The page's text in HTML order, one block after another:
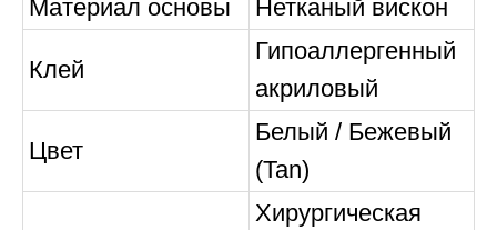
Материал основы
Нетканый вискон
Клей
Гипоаллергенный
акриловый
Цвет
Белый / Бежевый
(Tan)
Хирургическая